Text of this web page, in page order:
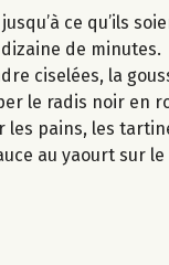
ce qu’ils
de minutes.
ciselées, la
le radis noir en
pains, les
au yaourt sur le